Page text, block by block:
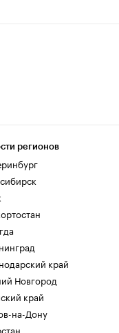
регионов
край
Новгород
край
на-Дону